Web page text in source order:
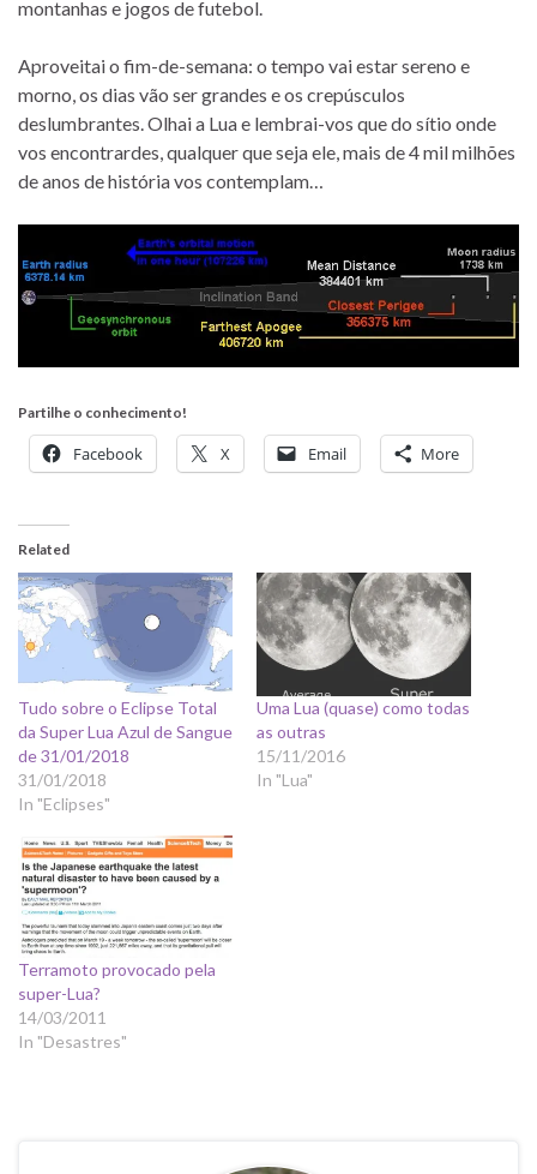
montanhas e jogos de futebol.
Aproveitai o fim-de-semana: o tempo vai estar sereno e
morno, os dias vão ser grandes e os crepúsculos
deslumbrantes. Olhai a Lua e lembrai-vos que do sítio onde
vos encontrardes, qualquer que seja ele, mais de 4 mil milhões
de anos de história vos contemplam…
Partilhe o conhecimento!
Facebook X Email More
Related
Tudo sobre o Eclipse Total
da Super Lua Azul de Sangue
de 31/01/2018
31/01/2018
In "Eclipses"
Uma Lua (quase) como todas
as outras
15/11/2016
In "Lua"
Terramoto provocado pela
super-Lua?
14/03/2011
In "Desastres"